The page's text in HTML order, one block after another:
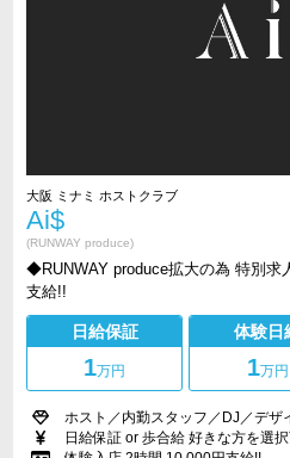
大阪 ミナミ ホストクラブ
Ai$
(RUNWAY produce)
◆RUNWAY produce拡大の為 特別求
支給!!
日給保証
1万円
体験日
1万円
ホスト／内勤スタッフ／DJ／デザ
日給保証 or 歩合給 好きな方を選